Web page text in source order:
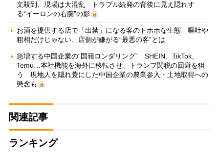
文殺到、現場は大混乱 トラブル続発の背後に見え隠れす
る“イーロンの右腕”の影
お酒を提供する店で「出禁」になる客のトホホな生態 嘔吐や
粗相だけじゃない、店側が嫌がる“最悪の客”とは
急増する中国企業の“国籍ロンダリング” SHEIN、TikTok、
Temu…本社機能を海外に移転させ、トランプ関税の回避を狙
う 現地人を隠れ蓑にした中国企業の農業参入・土地取得への
懸念も
関連記事
ランキング